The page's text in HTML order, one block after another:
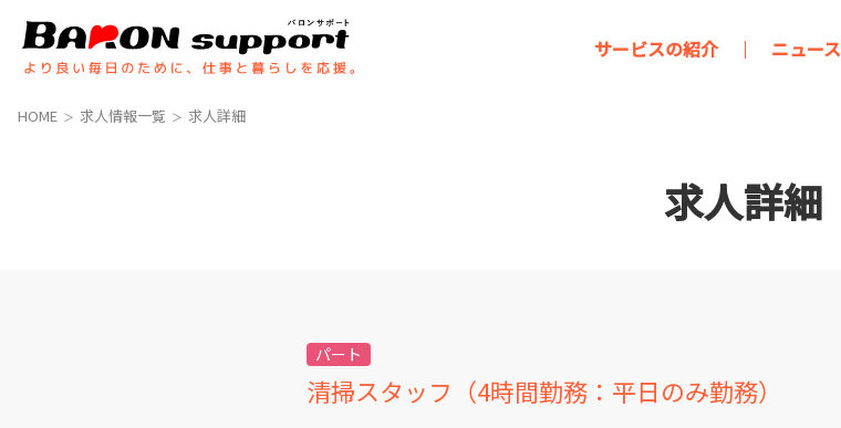
サービスの紹介 ニュース
HOME 求人情報一覧 求人詳細
求人詳細
パート
清掃スタッフ（4時間勤務：平日のみ勤務）